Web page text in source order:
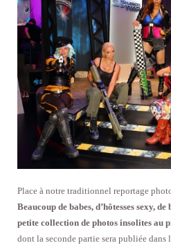
Place à notre traditionnel reportage
Beaucoup de babes, d’hôtesses sexy,
petite collection de photos insolites au
dont la seconde partie sera publiée dans